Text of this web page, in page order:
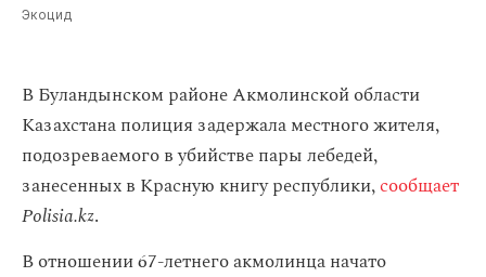
Экоцид
В Буландынском районе Акмолинской области
Казахстана полиция задержала местного жителя,
подозреваемого в убийстве пары лебедей,
занесенных в Красную книгу республики,сообщает
Polisia.kz.
В отношении 67-летнего акмолинца начато